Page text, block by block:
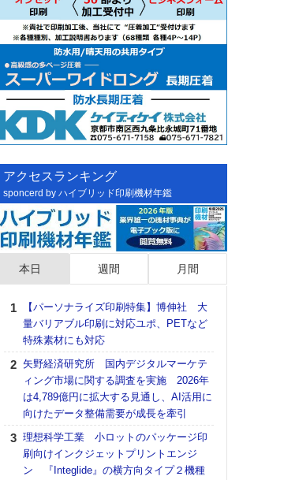
アクセスランキング
sponcerd by ハイブリッド印刷機材年鑑
本日 週間 月間
【パーソナライズ印刷特集】博伸社 大
量バリアブル印刷に対応ユポ、PETなど
特殊素材にも対応
矢野経済研究所 国内デジタルマーケテ
ィング市場に関する調査を実施 2026年
は4,789億円に拡大する見通し、AI活用に
向けたデータ整備需要が成長を牽引
理想科学工業 小ロットのパッケージ印
刷向けインクジェットプリントエンジ
ン 『Integlide』の横方向タイプ２機種